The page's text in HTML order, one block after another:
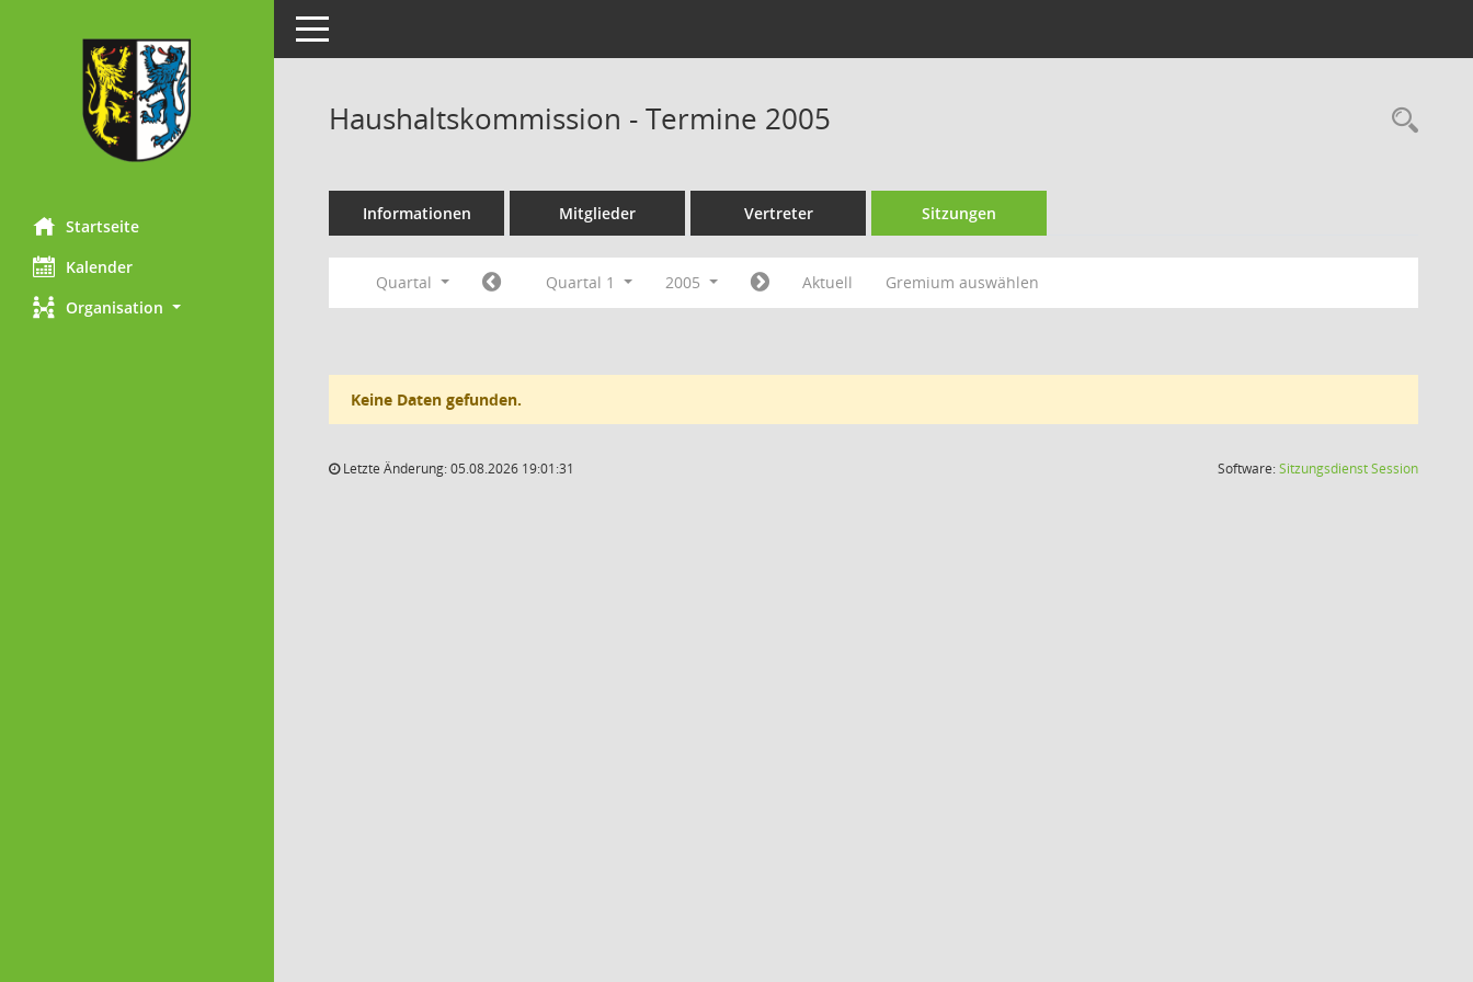
Startseite
Kalender
Organisation
Toggle navigation
Haushaltskommission - Termine 2005
Informationen Mitglieder Vertreter Sitzungen
Quartal Quartal 1 2005 Aktuell Gremium auswählen
Keine Daten gefunden.
Letzte Änderung: 05.08.2026 19:01:31 Software:SitzungsdienstSession(Wird in